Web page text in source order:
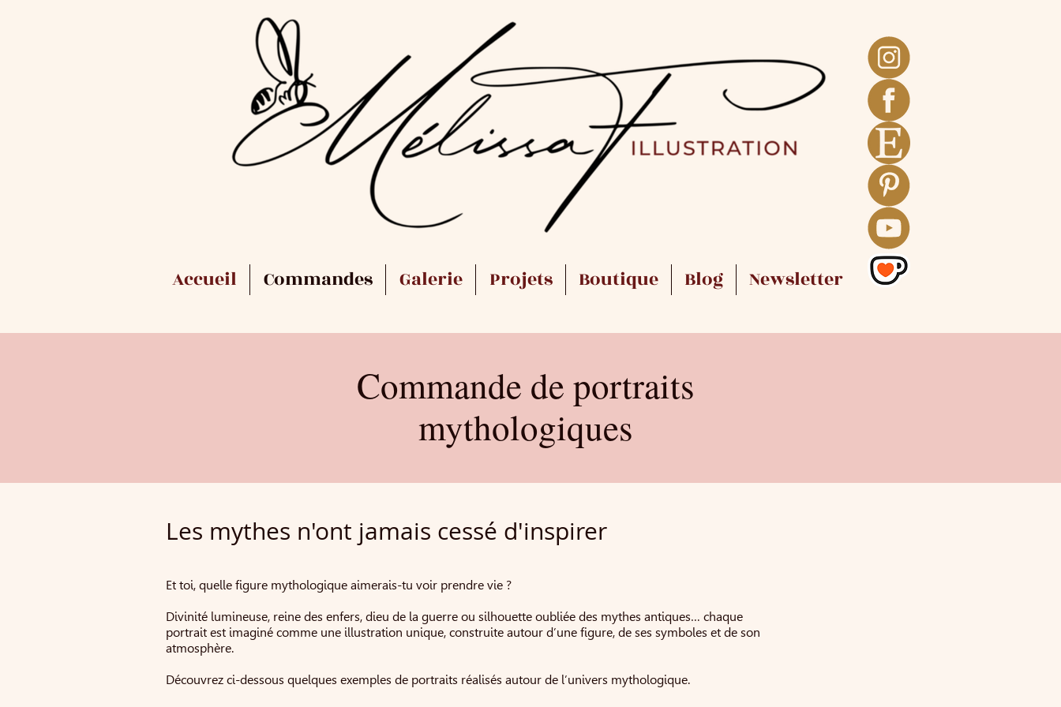
Accueil Commandes Galerie Projets Boutique Blog Newsletter
Commande de portraits
mythologiques
Les mythes n'ont jamais cessé d'inspirer
Et toi, quelle figure mythologique aimerais-tu voir prendre vie ?
Divinité lumineuse, reine des enfers, dieu de la guerre ou silhouette oubliée des mythes antiques… chaque
portrait est imaginé comme une illustration unique, construite autour d’une figure, de ses symboles et de son
atmosphère.
Découvrez ci-dessous quelques exemples de portraits réalisés autour de l’univers mythologique.